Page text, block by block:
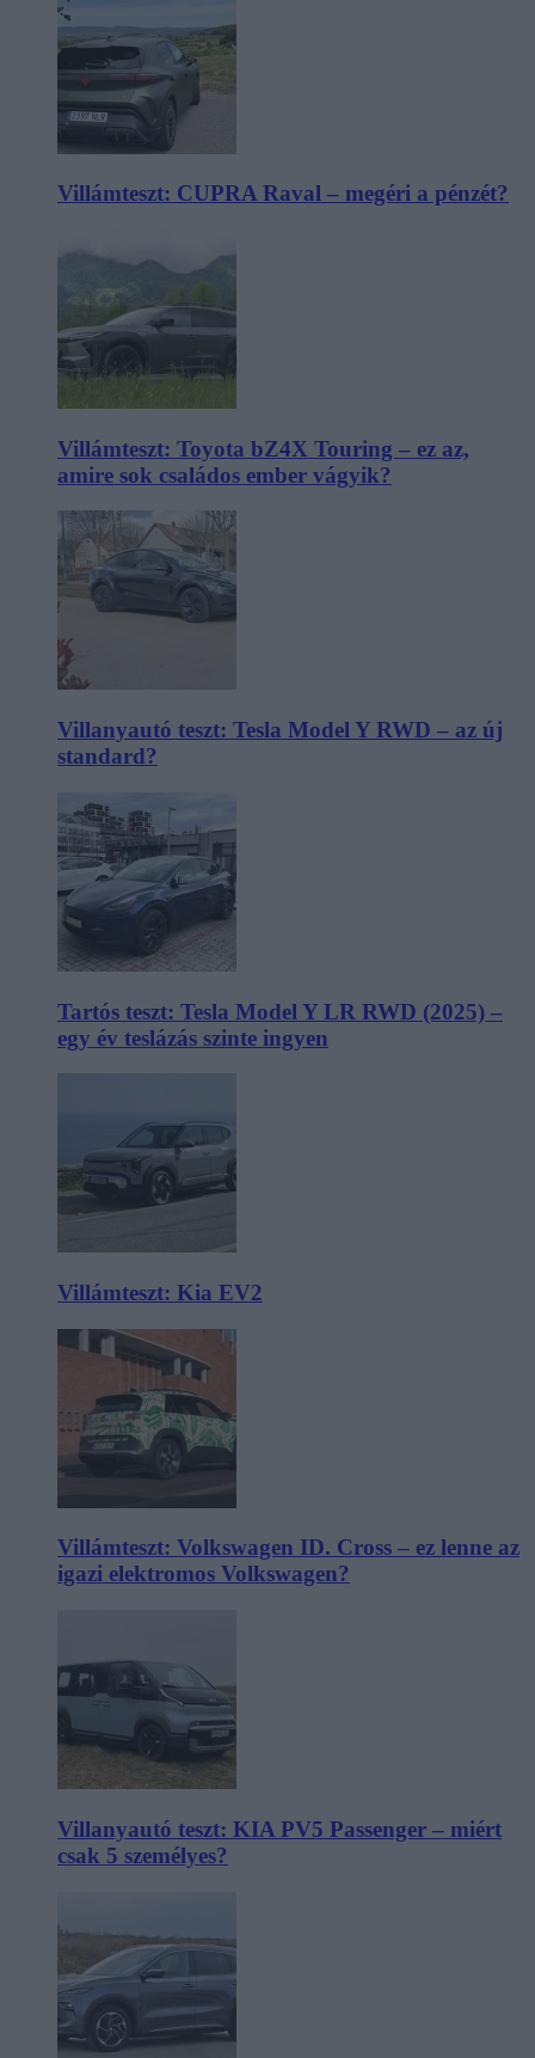
Villámteszt: CUPRA Raval – megéri a pénzét?
Villámteszt: Toyota bZ4X Touring – ez az,
amire sok családos ember vágyik?
Villanyautó teszt: Tesla Model Y RWD – az új
standard?
Tartós teszt: Tesla Model Y LR RWD (2025) –
egy év teslázás szinte ingyen
Villámteszt: Kia EV2
Villámteszt: Volkswagen ID. Cross – ez lenne az
igazi elektromos Volkswagen?
Villanyautó teszt: KIA PV5 Passenger – miért
csak 5 személyes?